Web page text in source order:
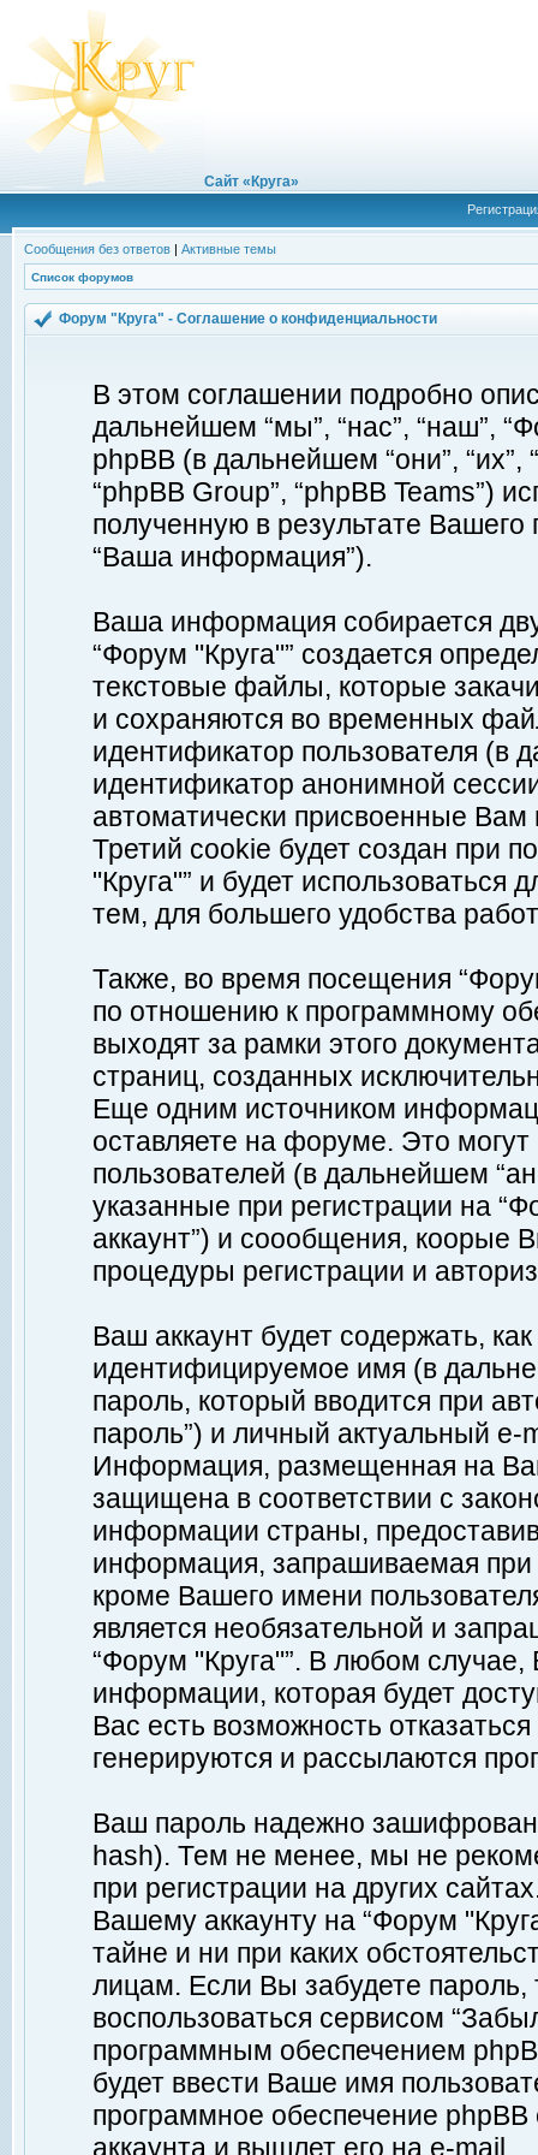
Сайт «Круга»
Сообщения без ответов | Активные темы
Список форумов
Форум "Круга" - Соглашение о конфиденциальности
В этом соглашении подробно
дальнейшем “мы”, “нас”, “наш”,
phpBB (в дальнейшем “они”, “их”,
“phpBB Group”, “phpBB Teams”)
полученную в результате
“Ваша информация”).
Ваша информация собирается
“Форум "Круга"” создается
текстовые файлы, которые
и сохраняются во временных
идентификатор пользователя (в
идентификатор анонимной
автоматически присвоенные
Третий cookie будет создан при
"Круга"” и будет
тем, для большего удобства
Также, во время посещения
по отношению к программному
выходят за рамки этого
страниц, созданных
Еще одним источником
оставляете на форуме. Это
пользователей (в дальнейшем
указанные при регистрации на
аккаунт”) и соообщения, коорые
процедуры регистрации и
Ваш аккаунт будет содержать,
идентифицируемое имя (в
пароль, который вводится при
пароль”) и личный актуальный
Информация, размещенная на
защищена в соответствии с
информации страны,
информация, запрашиваемая при
кроме Вашего имени
является необязательной и
“Форум "Круга"”. В любом
информации, которая будет
Вас есть возможность
генерируются и рассылаются
Ваш пароль надежно
hash). Тем не менее, мы не
при регистрации на других
Вашему аккаунту на “Форум
тайне и ни при каких
лицам. Если Вы забудете пароль,
воспользоваться сервисом
программным обеспечением
будет ввести Ваше имя
программное обеспечение
аккаунта и вышлет его на e-mail.